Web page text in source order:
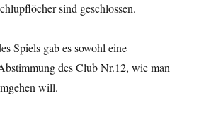
sind geschlossen.
Spiels gab es sowohl eine
des Club Nr.12, wie man
will.